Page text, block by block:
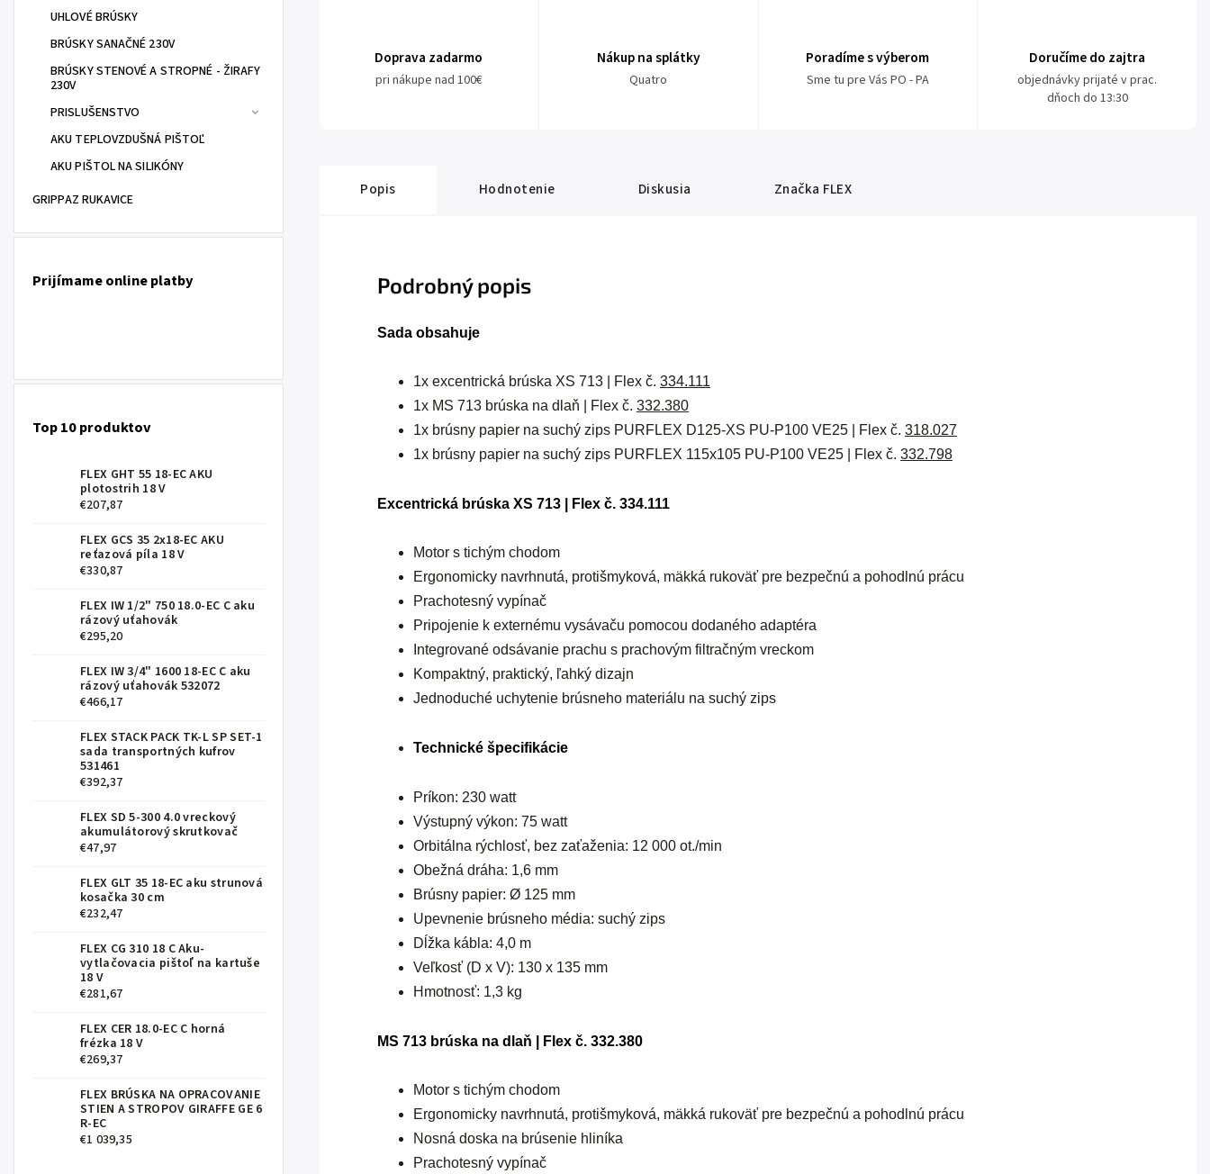
UHLOVÉ BRÚSKY
BRÚSKY SANAČNÉ 230V
BRÚSKY STENOVÉ A STROPNÉ - ŽIRAFY
230V
PRISLUŠENSTVO
AKU TEPLOVZDUŠNÁ PIŠTOĽ
AKU PIŠTOL NA SILIKÓNY
GRIPPAZ RUKAVICE
Prijímame online platby
Top 10 produktov
FLEX GHT 55 18-EC AKU
plotostrih 18 V
€207,87
FLEX GCS 35 2x18-EC AKU
reťazová píla 18 V
€330,87
FLEX IW 1/2" 750 18.0-EC C aku
rázový uťahovák
€295,20
FLEX IW 3/4" 1600 18-EC C aku
rázový uťahovák 532072
€466,17
FLEX STACK PACK TK-L SP SET-1
sada transportných kufrov
531461
€392,37
FLEX SD 5-300 4.0 vreckový
akumulátorový skrutkovač
€47,97
FLEX GLT 35 18-EC aku strunová
kosačka 30 cm
€232,47
FLEX CG 310 18 C Aku-
vytlačovacia pištoľ na kartuše
18 V
€281,67
FLEX CER 18.0-EC C horná
frézka 18 V
€269,37
FLEX BRÚSKA NA OPRACOVANIE
STIEN A STROPOV GIRAFFE GE 6
R-EC
€1 039,35
Doprava zadarmo
pri nákupe nad 100€
Nákup na splátky
Quatro
Poradíme s výberom
Sme tu pre Vás PO - PA
Doručíme do zajtra
objednávky prijaté v prac.
dňoch do 13:30
Popis Hodnotenie Diskusia Značka FLEX
Podrobný popis
Sada obsahuje
1x excentrická brúska XS 713 | Flex č. 334.111
1x MS 713 brúska na dlaň | Flex č. 332.380
1x brúsny papier na suchý zips PURFLEX D125-XS PU-P100 VE25 | Flex č. 318.027
1x brúsny papier na suchý zips PURFLEX 115x105 PU-P100 VE25 | Flex č. 332.798
Excentrická brúska XS 713 | Flex č. 334.111
Motor s tichým chodom
Ergonomicky navrhnutá, protišmyková, mäkká rukoväť pre bezpečnú a pohodlnú prácu
Prachotesný vypínač
Pripojenie k externému vysávaču pomocou dodaného adaptéra
Integrované odsávanie prachu s prachovým filtračným vreckom
Kompaktný, praktický, ľahký dizajn
Jednoduché uchytenie brúsneho materiálu na suchý zips
Technické špecifikácie
Príkon: 230 watt
Výstupný výkon: 75 watt
Orbitálna rýchlosť, bez zaťaženia: 12 000 ot./min
Obežná dráha: 1,6 mm
Brúsny papier: Ø 125 mm
Upevnenie brúsneho média: suchý zips
Dĺžka kábla: 4,0 m
Veľkosť (D x V): 130 x 135 mm
Hmotnosť: 1,3 kg
MS 713 brúska na dlaň | Flex č. 332.380
Motor s tichým chodom
Ergonomicky navrhnutá, protišmyková, mäkká rukoväť pre bezpečnú a pohodlnú prácu
Nosná doska na brúsenie hliníka
Prachotesný vypínač